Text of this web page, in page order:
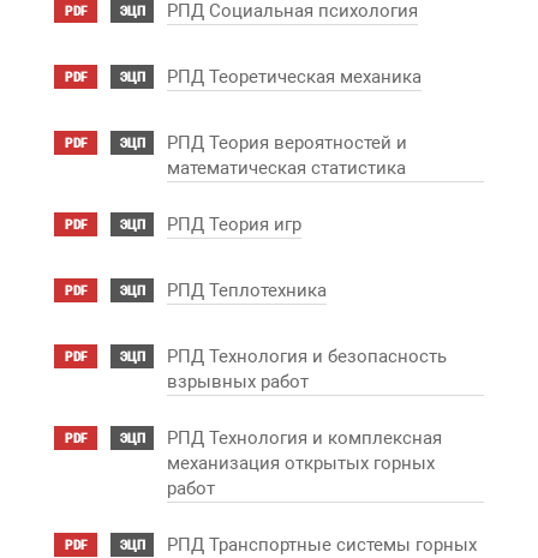
PDF ЭЦП РПД Социальная психология
PDF ЭЦП РПД Теоретическая механика
PDF ЭЦП
РПД Теория вероятностей и
математическая статистика
PDF ЭЦП РПД Теория игр
PDF ЭЦП РПД Теплотехника
PDF ЭЦП
РПД Технология и безопасность
взрывных работ
PDF ЭЦП
РПД Технология и комплексная
механизация открытых горных
работ
PDF ЭЦП
РПД Транспортные системы горных